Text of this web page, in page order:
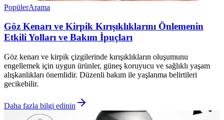
PopülerArama
Göz Kenarı ve Kirpik Kırışıklıklarını Önlemenin
Etkili Yolları ve Bakım İpuçları
Göz kenarı ve kirpik çizgilerinde kırışıklıkların oluşumunu
engellemek için uygun ürünler, güneş koruyucu ve sağlıklı yaşam
alışkanlıkları önemlidir. Düzenli bakım ile yaşlanma belirtileri
gecikebilir.
Daha fazla bilgi edinin